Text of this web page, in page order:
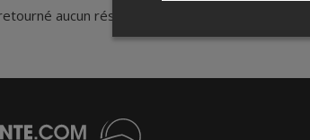
aucun résultat.